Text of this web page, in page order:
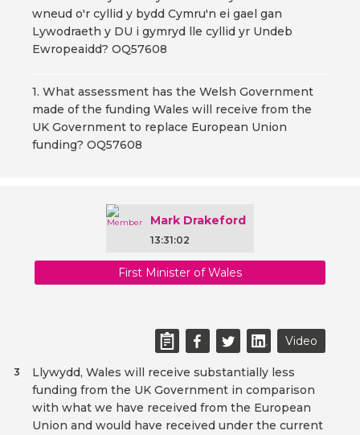
wneud o'r cyllid y bydd Cymru'n ei gael gan
Lywodraeth y DU i gymryd lle cyllid yr Undeb
Ewropeaidd? OQ57608
1. What assessment has the Welsh Government
made of the funding Wales will receive from the
UK Government to replace European Union
funding? OQ57608
Mark Drakeford
13:31:02
First Minister of Wales
Video
Llywydd, Wales will receive substantially less
funding from the UK Government in comparison
with what we have received from the European
Union and would have received under the current
3